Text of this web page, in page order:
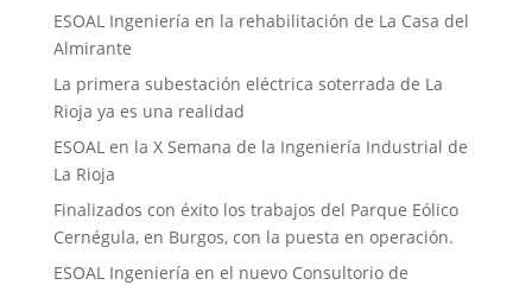
ESOAL Ingeniería en la rehabilitación de La Casa del
Almirante
La primera subestación eléctrica soterrada de La
Rioja ya es una realidad
ESOAL en la X Semana de la Ingeniería Industrial de
La Rioja
Finalizados con éxito los trabajos del Parque Eólico
Cernégula, en Burgos, con la puesta en operación.
ESOAL Ingeniería en el nuevo Consultorio de